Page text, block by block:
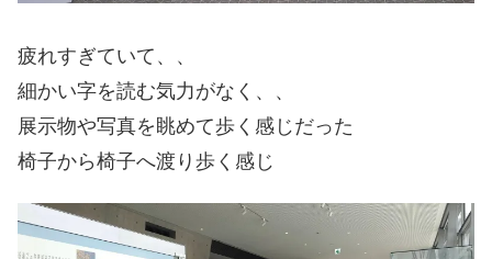
疲れすぎていて、、
細かい字を読む気力がなく、、
展示物や写真を眺めて歩く感じだった
椅子から椅子へ渡り歩く感じ